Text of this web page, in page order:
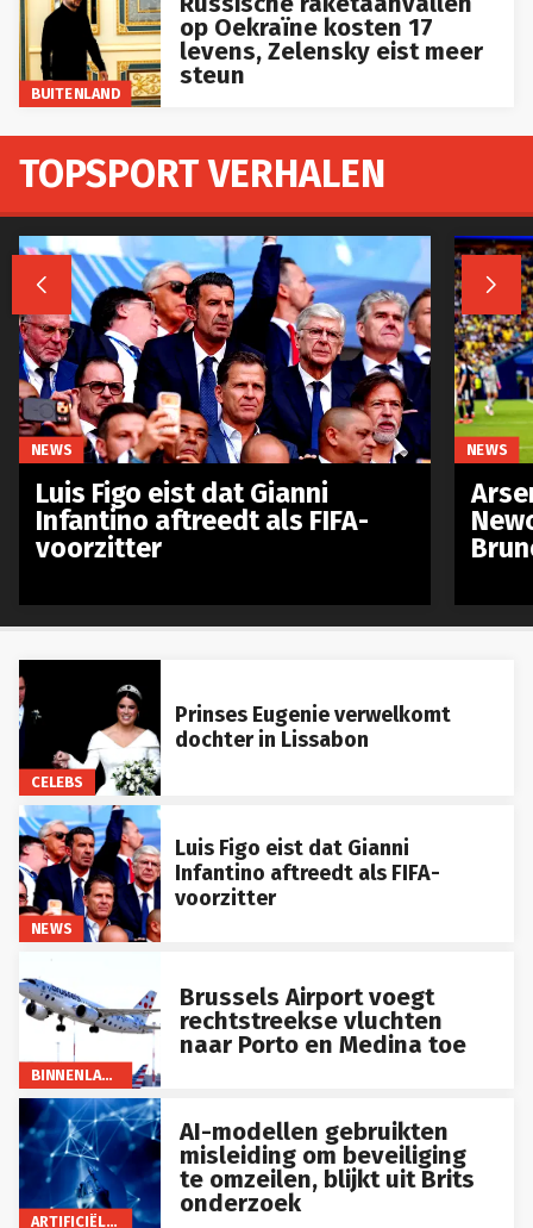
BUITENLAND
op Oekraïne kosten 17
levens, Zelensky eist meer
steun
CELEBS
Prinses Eugenie verwelkomt
dochter in Lissabon
NEWS
Luis Figo eist dat Gianni
Infantino aftreedt als FIFA-
voorzitter
BINNENLAND
Brussels Airport voegt
rechtstreekse vluchten
naar Porto en Medina toe
ARTIFICIËLE INTELLIGENTIE
AI-modellen gebruikten
misleiding om beveiliging
te omzeilen, blijkt uit Brits
onderzoek
TOPSPORT VERHALEN
 
NEWS
Luis Figo eist dat Gianni
Infantino aftreedt als FIFA-
voorzitter
NEWS